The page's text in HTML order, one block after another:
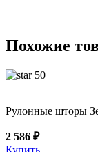
Похожие
50
Рулонные шторы
2 586 ₽
Купить